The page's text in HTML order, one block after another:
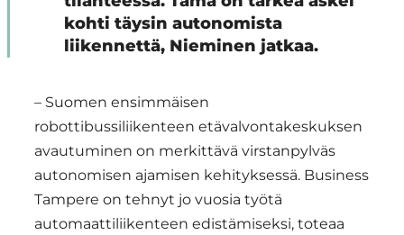
kohti täysin autonomista
liikennettä, Nieminen jatkaa.
– Suomen ensimmäisen
robottibussiliikenteen etävalvontakeskuksen
avautuminen on merkittävä virstanpylväs
autonomisen ajamisen kehityksessä. Business
Tampere on tehnyt jo vuosia työtä
automaattiliikenteen edistämiseksi, toteaa